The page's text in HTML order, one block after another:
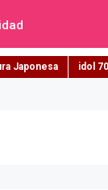
Japonesa idol